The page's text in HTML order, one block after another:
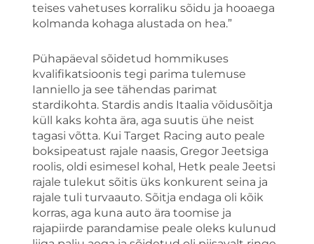
teises vahetuses korraliku sõidu ja hooaega
kolmanda kohaga alustada on hea.”
Pühapäeval sõidetud hommikuses
kvalifikatsioonis tegi parima tulemuse
Ianniello ja see tähendas parimat
stardikohta. Stardis andis Itaalia võidusõitja
küll kaks kohta ära, aga suutis ühe neist
tagasi võtta. Kui Target Racing auto peale
boksipeatust rajale naasis, Gregor Jeetsiga
roolis, oldi esimesel kohal, Hetk peale Jeetsi
rajale tulekut sõitis üks konkurent seina ja
rajale tuli turvaauto. Sõitja endaga oli kõik
korras, aga kuna auto ära toomise ja
rajapiirde parandamise peale oleks kulunud